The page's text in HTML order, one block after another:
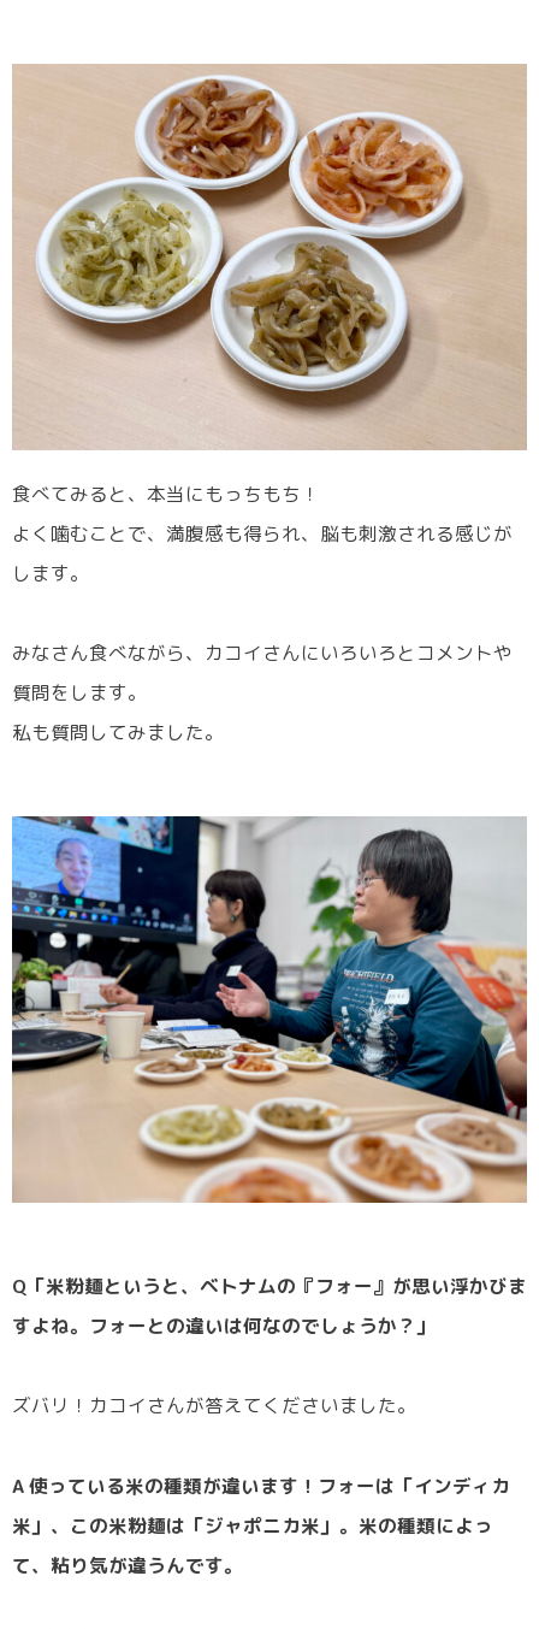
食べてみると、本当にもっちもち！
よく噛むことで、満腹感も得られ、脳も刺激される感じが
します。
みなさん食べながら、カコイさんにいろいろとコメントや
質問をします。
私も質問してみました。
Q「米粉麺というと、ベトナムの『フォー』が思い浮かびま
すよね。フォーとの違いは何なのでしょうか？」
ズバリ！カコイさんが答えてくださいました。
A 使っている米の種類が違います！フォーは「インディカ
米」、この米粉麺は「ジャポニカ米」。米の種類によっ
て、粘り気が違うんです。